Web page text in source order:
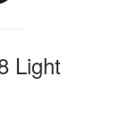
Light